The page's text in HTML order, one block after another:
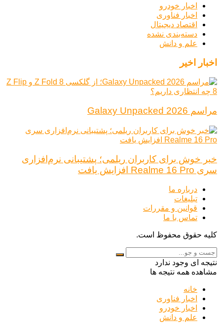
اخبار خودرو
اخبار فناوری
اقتصاد دیجیتال
دسته‌بندی نشده
علم و دانش
اخبار اخیر
مراسم Galaxy Unpacked 2026
خبر خوش برای کاربران ریلمی؛ پشتیبانی نرم‌افزاری
سری Realme 16 Pro افزایش یافت
درباره ما
تبلیغات
قوانین و مقررات
تماس با ما
کلیه حقوق محفوظ است.
نتیجه ای وجود ندارد
مشاهده همه نتیجه ها
خانه
اخبار فناوری
اخبار خودرو
علم و دانش